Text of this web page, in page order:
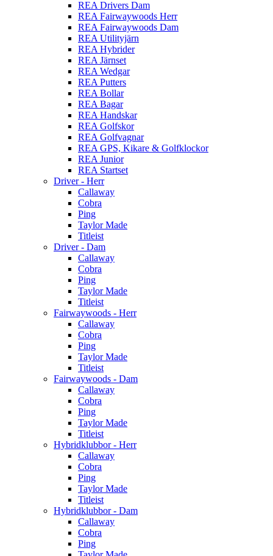
REA Drivers Dam
REA Fairwaywoods Herr
REA Fairwaywoods Dam
REA Utilityjärn
REA Hybrider
REA Järnset
REA Wedgar
REA Putters
REA Bollar
REA Bagar
REA Handskar
REA Golfskor
REA Golfvagnar
REA GPS, Kikare & Golfklockor
REA Junior
REA Startset
Driver - Herr
Callaway
Cobra
Ping
Taylor Made
Titleist
Driver - Dam
Callaway
Cobra
Ping
Taylor Made
Titleist
Fairwaywoods - Herr
Callaway
Cobra
Ping
Taylor Made
Titleist
Fairwaywoods - Dam
Callaway
Cobra
Ping
Taylor Made
Titleist
Hybridklubbor - Herr
Callaway
Cobra
Ping
Taylor Made
Titleist
Hybridklubbor - Dam
Callaway
Cobra
Ping